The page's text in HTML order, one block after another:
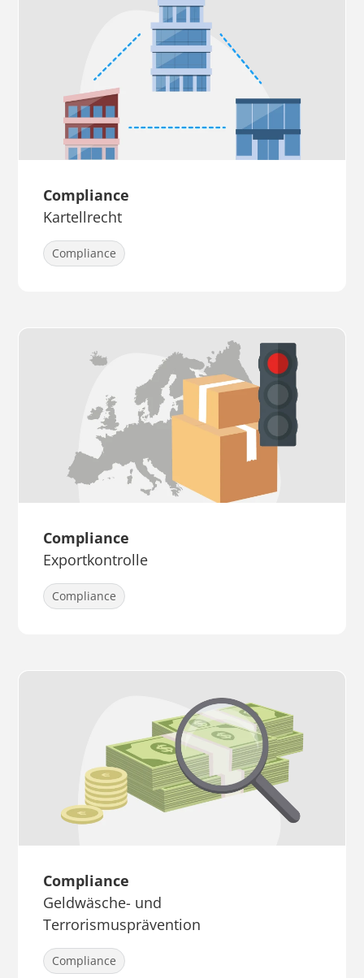
Compliance
Kartellrecht
Compliance
Compliance
Exportkontrolle
Compliance
Compliance
Geldwäsche- und
Terrorismusprävention
Compliance